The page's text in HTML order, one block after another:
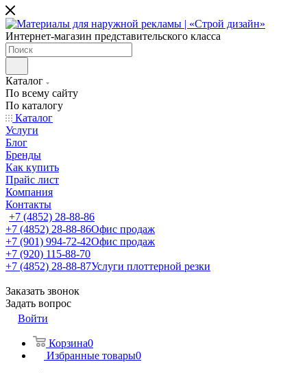
Интернет-магазин представительского класса
Каталог
По всему сайту
По каталогу
Каталог
Услуги
Блог
Бренды
Как купить
Прайс лист
Компания
Контакты
+7 (4852) 28-88-86
+7 (4852) 28-88-86Офис продаж
+7 (901) 994-72-42Офис продаж
+7 (920) 115-88-70
+7 (4852) 28-88-87Услуги плоттерной резки
Заказать звонок
Задать вопрос
Войти
Корзина0
Избранные товары0